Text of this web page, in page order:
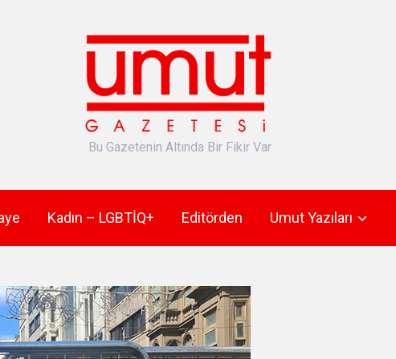
Bu Gazetenin Altında Bir Fikir Var
Kadın – LGBTİQ+ Editörden Umut Yazıları